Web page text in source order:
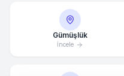
Gümüşlük
İncele